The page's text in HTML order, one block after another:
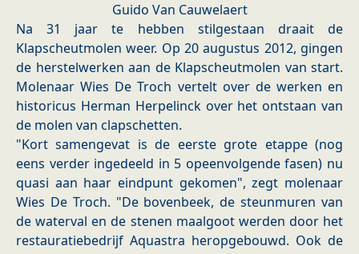
Guido Van Cauwelaert
Na 31 jaar te hebben stilgestaan draait de
Klapscheutmolen weer. Op 20 augustus 2012, gingen
de herstelwerken aan de Klapscheutmolen van start.
Molenaar Wies De Troch vertelt over de werken en
historicus Herman Herpelinck over het ontstaan van
de molen van clapschetten.
"Kort samengevat is de eerste grote etappe (nog
eens verder ingedeeld in 5 opeenvolgende fasen) nu
quasi aan haar eindpunt gekomen", zegt molenaar
Wies De Troch. "De bovenbeek, de steunmuren van
de waterval en de stenen maalgoot werden door het
restauratiebedrijf Aquastra heropgebouwd. Ook de